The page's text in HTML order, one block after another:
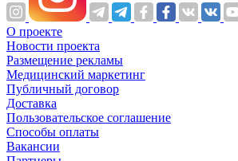
О проекте
Новости проекта
Размещение рекламы
Медицинский маркетинг
Публичный договор
Доставка
Пользовательское соглашение
Способы оплаты
Вакансии